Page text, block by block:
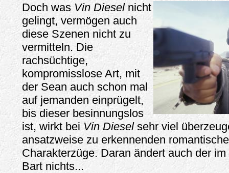
Doch was Vin Dieselnicht
gelingt, vermögen auch
diese Szenen nicht zu
vermitteln. Die
rachsüchtige,
kompromisslose Art, mit
der Sean auch schon mal
auf jemanden einprügelt,
bis dieser besinnungslos
ist, wirkt bei Vin Dieselsehr viel
ansatzweise zu erkennenden
Charakterzüge. Daran ändert auch der
Bart nichts...